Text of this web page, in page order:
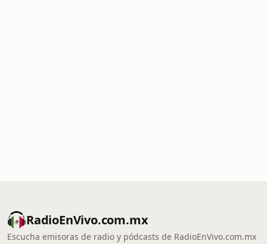
RadioEnVivo.com.mx
Escucha emisoras de radio y pódcasts de RadioEnVivo.com.mx